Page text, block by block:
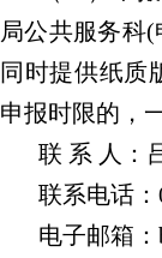
局公共服务科
同时提供纸质
申报时限的，
联 系 人：
联系电话：
电子邮箱：